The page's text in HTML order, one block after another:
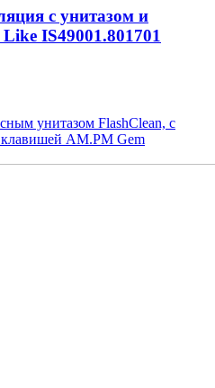
с унитазом и
IS49001.801701